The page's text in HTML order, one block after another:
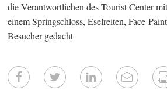
die Verantwortlichen des Tourist Center
einem Springschloss, Eselreiten, Face-
Besucher gedacht